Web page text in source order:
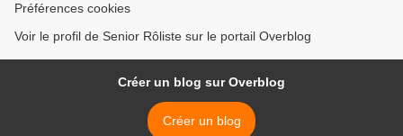
Préférences cookies
Voir le profil de Senior Rôliste sur le portail Overblog
Créer un blog sur Overblog
Créer un blog